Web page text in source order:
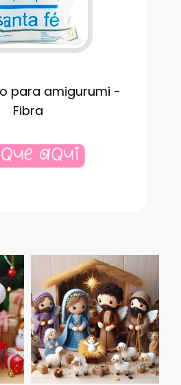
para amigurumi -
Fibra